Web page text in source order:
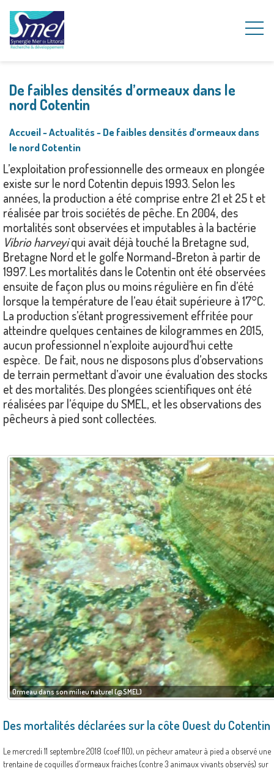
De faibles densités d’ormeaux dans le
nord Cotentin
Accueil~Actualités~De faibles densités d’ormeaux dans
le nord Cotentin
L’exploitation professionnelle des ormeaux en plongée
existe sur le nord Cotentin depuis 1993. Selon les
années, la production a été comprise entre 21 et 25 t et
réalisée par trois sociétés de pêche. En 2004, des
mortalités sont observées et imputables à la bactérie
Vibrio harveyiqui avait déjà touché la Bretagne sud,
Bretagne Nord et le golfe Normand-Breton à partir de
1997. Les mortalités dans le Cotentin ont été observées
ensuite de façon plus ou moins régulière en fin d’été
lorsque la température de l’eau était supérieure à 17°C.
La production s’étant progressivement effritée pour
atteindre quelques centaines de kilogrammes en 2015,
aucun professionnel n’exploite aujourd’hui cette
espèce. De fait, nous ne disposons plus d’observations
de terrain permettant d’avoir une évaluation des stocks
et des mortalités. Des plongées scientifiques ont été
réalisées par l’équipe du SMEL, et les observations des
pêcheurs à pied sont collectées.
Ormeau dans son milieu naturel (@SMEL)
Des mortalités déclarées sur la côte Ouest du Cotentin
Le mercredi 11 septembre 2018 (coef 110), un pêcheur amateur à pied a observé une
trentaine de coquilles d’ormeaux fraiches (contre 3 animaux vivants observés) sur